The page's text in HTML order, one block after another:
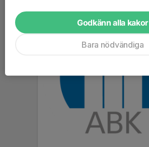
Godkänn alla kakor
Bara nödvändiga